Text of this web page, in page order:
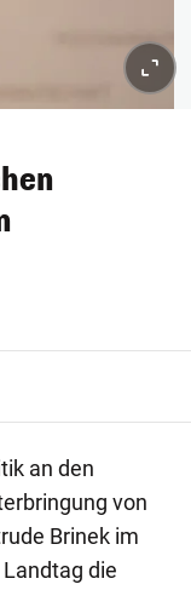
an den
von
Brinek im
die